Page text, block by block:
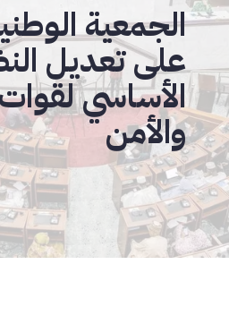
الجمعية
على تعديل
الأساسي
والأمن